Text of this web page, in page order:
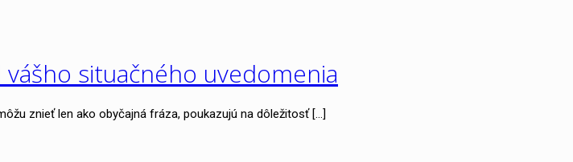
situačného uvedomenia
znieť len ako obyčajná fráza, poukazujú na dôležitosť[…]